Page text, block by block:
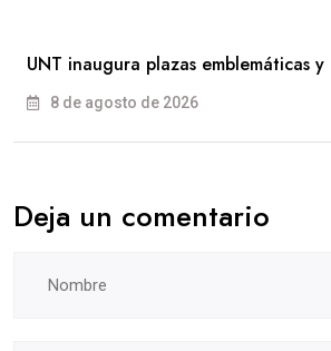
UNT inaugura plazas emblemáticas
8 de agosto de 2026
Deja un comentario